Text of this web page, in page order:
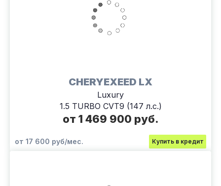
CHERYEXEED LX
Luxury
1.5 TURBO CVT9 (147 л.с.)
от 1 469 900 руб.
от 17 600 руб/мес. Купить в кредит